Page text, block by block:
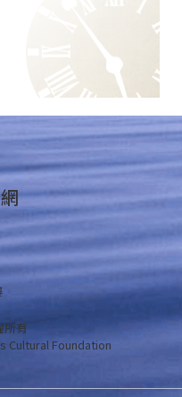
所有
Cultural Foundation